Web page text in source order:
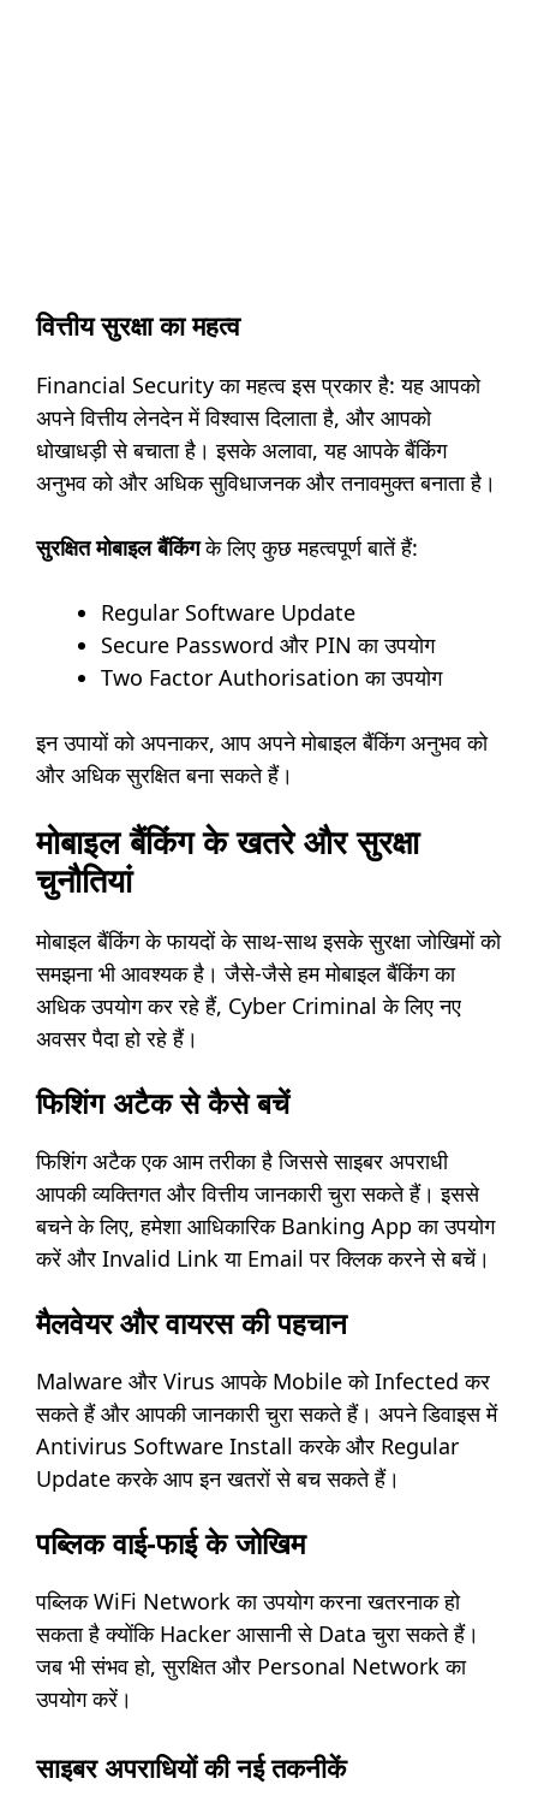
वित्तीय सुरक्षा का महत्व
Financial Security का महत्व इस प्रकार है: यह आपको
अपने वित्तीय लेनदेन में विश्वास दिलाता है, और आपको
धोखाधड़ी से बचाता है। इसके अलावा, यह आपके बैंकिंग
अनुभव को और अधिक सुविधाजनक और तनावमुक्त बनाता है।
सुरक्षित मोबाइल बैंकिंगके लिए कुछ महत्वपूर्ण बातें हैं:
Regular Software Update
Secure Password और PIN का उपयोग
Two Factor Authorisation का उपयोग
इन उपायों को अपनाकर, आप अपने मोबाइल बैंकिंग अनुभव को
और अधिक सुरक्षित बना सकते हैं।
मोबाइल बैंकिंग के खतरे और सुरक्षा
चुनौतियां
मोबाइल बैंकिंग के फायदों के साथ-साथ इसके सुरक्षा जोखिमों को
समझना भी आवश्यक है। जैसे-जैसे हम मोबाइल बैंकिंग का
अधिक उपयोग कर रहे हैं, Cyber Criminal के लिए नए
अवसर पैदा हो रहे हैं।
फिशिंग अटैक से कैसे बचें
फिशिंग अटैक एक आम तरीका है जिससे साइबर अपराधी
आपकी व्यक्तिगत और वित्तीय जानकारी चुरा सकते हैं। इससे
बचने के लिए, हमेशा आधिकारिक Banking App का उपयोग
करें और Invalid Link या Email पर क्लिक करने से बचें।
मैलवेयर और वायरस की पहचान
Malware और Virus आपके Mobile को Infected कर
सकते हैं और आपकी जानकारी चुरा सकते हैं। अपने डिवाइस में
Antivirus Software Install करके और Regular
Update करके आप इन खतरों से बच सकते हैं।
पब्लिक वाई-फाई के जोखिम
पब्लिक WiFi Network का उपयोग करना खतरनाक हो
सकता है क्योंकि Hacker आसानी से Data चुरा सकते हैं।
जब भी संभव हो, सुरक्षित और Personal Network का
उपयोग करें।
साइबर अपराधियों की नई तकनीकें